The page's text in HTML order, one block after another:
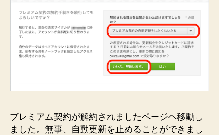
プレミアム契約が解約されましたページヘ移動し
ました。無事、自動更新を止めることができまし